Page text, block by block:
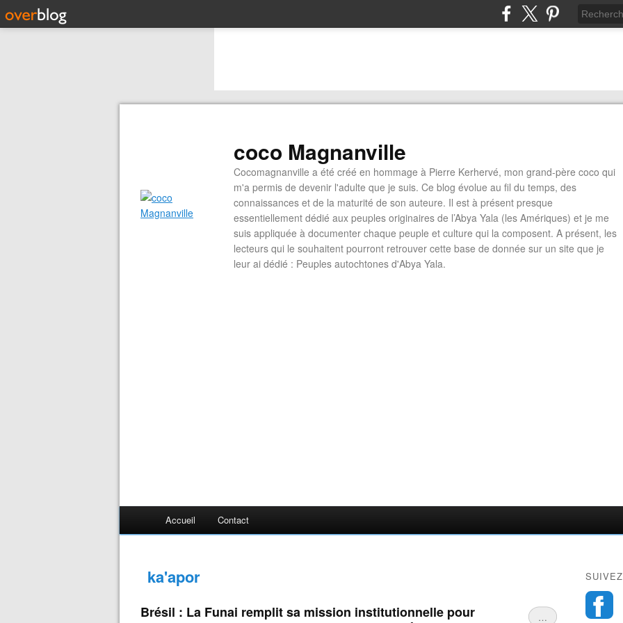
coco Magnanville
Cocomagnanville a été créé en hommage à Pierre Kerhervé, mon grand-père coco qui
m'a permis de devenir l'adulte que je suis. Ce blog évolue au fil du temps, des
connaissances et de la maturité de son auteure. Il est à présent presque
essentiellement dédié aux peuples originaires de l’Abya Yala (les Amériques) et je me
suis appliquée à documenter chaque peuple et culture qui la composent. A présent, les
lecteurs qui le souhaitent pourront retrouver cette base de donnée sur un site que je
leur ai dédié : Peuples autochtones d'Abya Yala.
Accueil Contact
ka'apor
…
Brésil : La Funai remplit sa mission institutionnelle pour